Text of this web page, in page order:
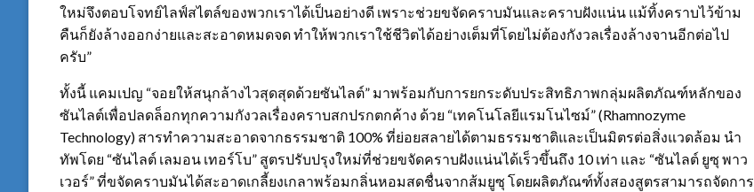
ใหม่จึงตอบโจทย์ไลฟ์สไตล์ของพวกเราได้เป็นอย่างดี เพราะช่วยขจัดคราบมันและคราบฝังแน่น แม้ทิ้งคราบไว้ข้าม
คืนก็ยังล้างออกง่ายและสะอาดหมดจด ทำให้พวกเราใช้ชีวิตได้อย่างเต็มที่โดยไม่ต้องกังวลเรื่องล้างจานอีกต่อไป
ครับ”
ทั้งนี้ แคมเปญ “จอยให้สนุกล้างไวสุดสุดด้วยซันไลต์” มาพร้อมกับการยกระดับประสิทธิภาพกลุ่มผลิตภัณฑ์หลักของ
ซันไลต์เพื่อปลดล็อกทุกความกังวลเรื่องคราบสกปรกตกค้าง ด้วย “เทคโนโลยีแรมโนไซม์” (Rhamnozyme
Technology) สารทำความสะอาดจากธรรมชาติ 100% ที่ย่อยสลายได้ตามธรรมชาติและเป็นมิตรต่อสิ่งแวดล้อม นำ
ทัพโดย “ซันไลต์ เลมอน เทอร์โบ” สูตรปรับปรุงใหม่ที่ช่วยขจัดคราบฝังแน่นได้เร็วขึ้นถึง 10 เท่า และ “ซันไลต์ ยูซุ พาว
เวอร์” ที่ขจัดคราบมันได้สะอาดเกลี้ยงเกลาพร้อมกลิ่นหอมสดชื่นจากส้มยูซุ โดยผลิตภัณฑ์ทั้งสองสูตรสามารถจัดการ